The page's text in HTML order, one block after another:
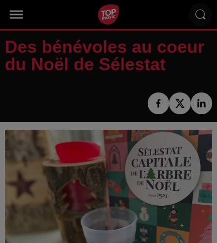
Des bénévoles au coeur
du Noël de Sélestat